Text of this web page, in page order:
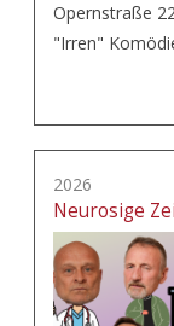
Opernstraße
"Irren"
2026
Neurosige